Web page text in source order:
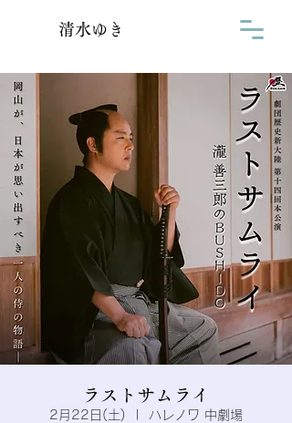
清水ゆき
ラストサムライ
2月22日(土) ハレノワ 中劇場